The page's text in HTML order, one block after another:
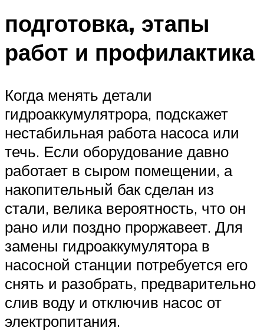
подготовка, этапы
работ и профилактика
Когда менять детали
гидроаккумулятрора, подскажет
нестабильная работа насоса или
течь. Если оборудование давно
работает в сыром помещении, а
накопительный бак сделан из
стали, велика вероятность, что он
рано или поздно проржавеет. Для
замены гидроаккумулятора в
насосной станции потребуется его
снять и разобрать, предварительно
слив воду и отключив насос от
электропитания.